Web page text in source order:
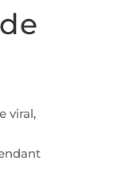
viral,